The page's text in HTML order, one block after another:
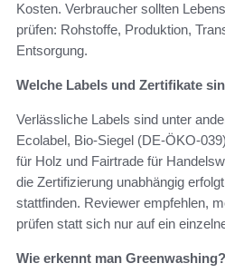
Kosten. Verbraucher sollten
prüfen: Rohstoffe, Produktion,
Entsorgung.
Welche Labels und Zertifikate
Verlässliche Labels sind unter
Ecolabel, Bio-Siegel (DE-ÖKO-
für Holz und Fairtrade für
die Zertifizierung unabhängig
stattfinden. Reviewer empfehlen,
prüfen statt sich nur auf ein
Wie erkennt man Greenwashing?